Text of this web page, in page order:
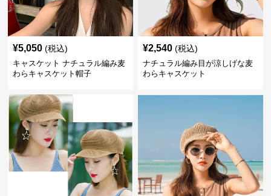
¥5,050 (税込)
キャスケット ナチュラル編み麦
わらキャスケット帽子
¥2,540 (税込)
ナチュラル編み目が涼しげな麦
わらキャスケット